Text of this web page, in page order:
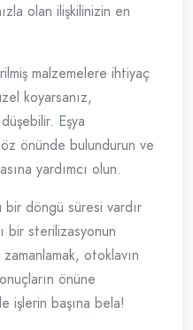
olan ilişkilinizin en
malzemelere ihtiyaç
koyarsanız,
Eşya
önünde bulundurun ve
yardımcı olun.
döngü süresi vardır
bir sterilizasyonun
otoklavın
önüne
işlerin başına bela!